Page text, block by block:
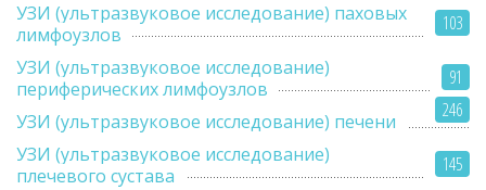
103
УЗИ (ультразвуковое исследование) паховых
лимфоузлов
91
УЗИ (ультразвуковое исследование)
периферических лимфоузлов
246
УЗИ (ультразвуковое исследование) печени
145
УЗИ (ультразвуковое исследование)
плечевого сустава